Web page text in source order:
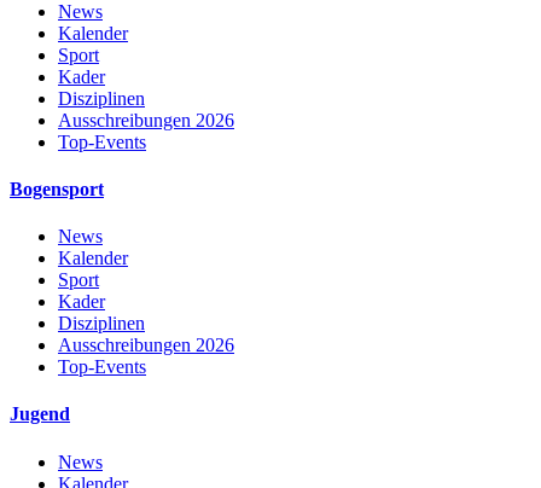
News
Kalender
Sport
Kader
Disziplinen
Ausschreibungen 2026
Top-Events
Bogensport
News
Kalender
Sport
Kader
Disziplinen
Ausschreibungen 2026
Top-Events
Jugend
News
Kalender